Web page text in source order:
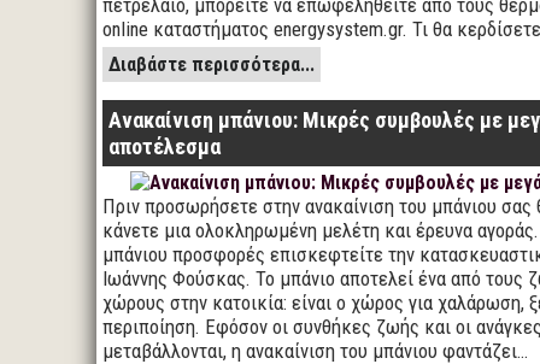
πετρέλαιο, μπορείτε να επωφεληθείτε από τους
online καταστήματος energysystem.gr. Τι θα
Διαβάστε περισσότερα...
Ανακαίνιση μπάνιου: Μικρές συμβουλές με
αποτέλεσμα
Πριν προσωρήσετε στην ανακαίνιση του μπάνιου σας
κάνετε μια ολοκληρωμένη μελέτη και έρευνα αγοράς.
μπάνιου προσφορές επισκεφτείτε την
Ιωάννης Φούσκας. Το μπάνιο αποτελεί ένα από τους
χώρους στην κατοικία: είναι ο χώρος για χαλάρωση,
περιποίηση. Εφόσον οι συνθήκες ζωής και οι
μεταβάλλονται, η ανακαίνιση του μπάνιου φαντάζει…